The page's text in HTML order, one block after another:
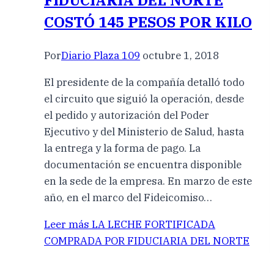
COSTÓ 145 PESOS POR KILO
PorDiario Plaza 109 octubre 1, 2018
El presidente de la compañía detalló todo
el circuito que siguió la operación, desde
el pedido y autorización del Poder
Ejecutivo y del Ministerio de Salud, hasta
la entrega y la forma de pago. La
documentación se encuentra disponible
en la sede de la empresa. En marzo de este
año, en el marco del Fideicomiso…
Leer más LA LECHE FORTIFICADA
COMPRADA POR FIDUCIARIA DEL NORTE